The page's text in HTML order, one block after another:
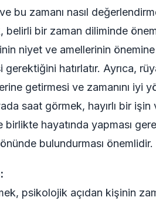
bu zamanı nasıl
belirli bir zaman diliminde
niyet ve amellerinin
gerektiğini hatırlatır. Ayrıca,
getirmesi ve zamanını iyi
saat görmek, hayırlı bir
birlikte hayatında yapması
bulundurması önemlidir.
psikolojik açıdan kişinin